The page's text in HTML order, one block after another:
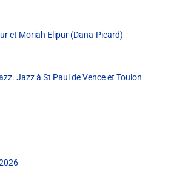
et Moriah Elipur (Dana-Picard)
Jazz à St Paul de Vence et Toulon